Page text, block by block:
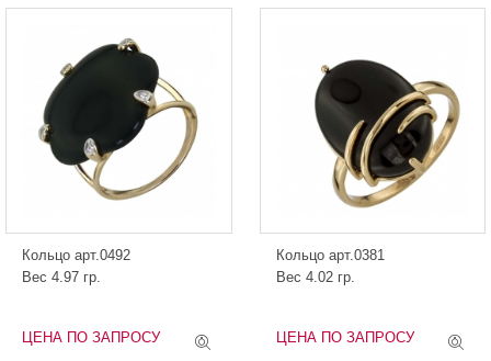
Кольцо арт.0492
Вес 4.97 гр.
ЦЕНА ПО ЗАПРОСУ
Кольцо арт.0381
Вес 4.02 гр.
ЦЕНА ПО ЗАПРОСУ